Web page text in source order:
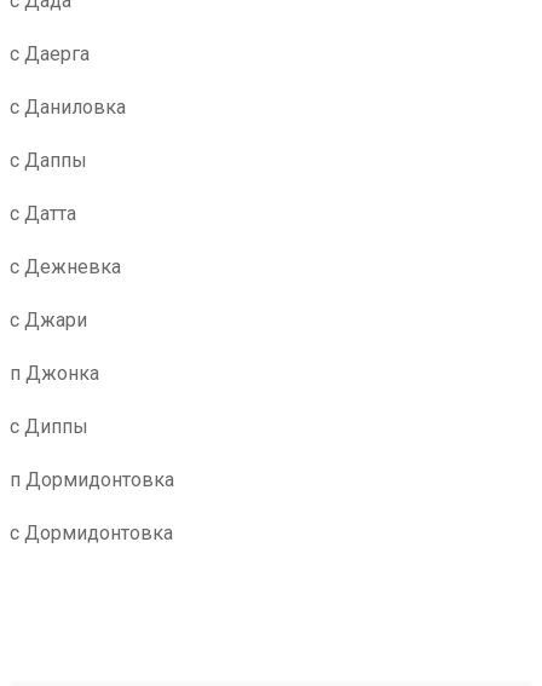
с Даерга
с Даниловка
с Даппы
с Датта
с Дежневка
с Джари
п Джонка
с Диппы
п Дормидонтовка
с Дормидонтовка